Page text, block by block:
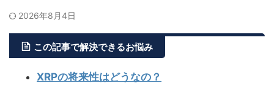
2026年8月4日
この記事で解決できるお悩み
XRPの将来性はどうなの？